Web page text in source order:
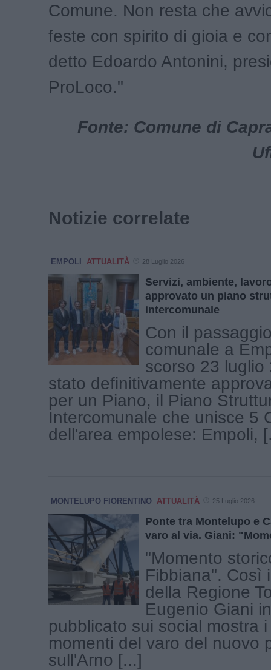
Comune. Non resta che
feste con spirito di gioia e
detto Edoardo Antonini,
ProLoco."
Fonte: Comune di
Notizie correlate
EMPOLI ATTUALITÀ 28 Luglio 2026
Servizi, ambiente,
approvato un piano
intercomunale
Con il
comunale a
scorso 23 luglio
stato definitivamente
per un Piano, il Piano
Intercomunale che unisce 5
dell'area empolese: Empoli,
MONTELUPO FIORENTINO ATTUALITÀ 25 Luglio 2026
Ponte tra Montelupo e
varo al via. Giani:
"Momento
Fibbiana". Così
della Regione
Eugenio Giani
pubblicato sui social mostra
momenti del varo del nuovo
sull'Arno [...]